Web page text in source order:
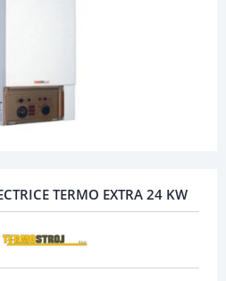
TERMO EXTRA 24 KW